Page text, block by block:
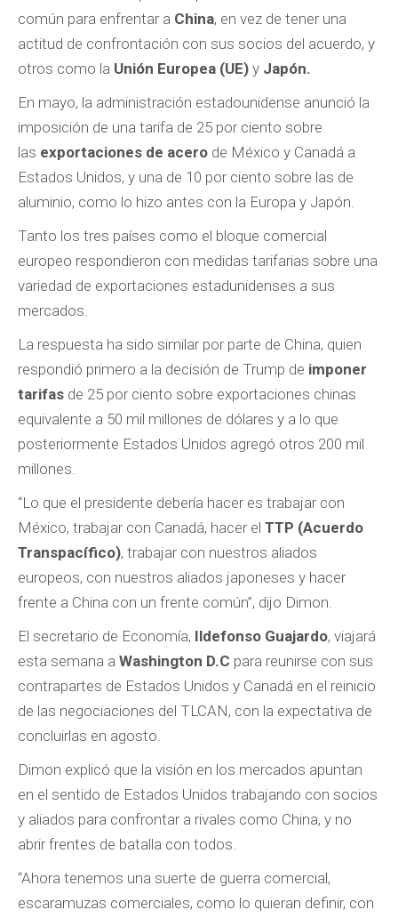
común para enfrentar a China, en vez de tener una
actitud de confrontación con sus socios del acuerdo, y
otros como la Unión Europea (UE) y Japón.
En mayo, la administración estadounidense anunció la
imposición de una tarifa de 25 por ciento sobre
las exportaciones de acero de México y Canadá a
Estados Unidos, y una de 10 por ciento sobre las de
aluminio, como lo hizo antes con la Europa y Japón.
Tanto los tres países como el bloque comercial
europeo respondieron con medidas tarifarias sobre una
variedad de exportaciones estadunidenses a sus
mercados.
La respuesta ha sido similar por parte de China, quien
respondió primero a la decisión de Trump de imponer
tarifas de 25 por ciento sobre exportaciones chinas
equivalente a 50 mil millones de dólares y a lo que
posteriormente Estados Unidos agregó otros 200 mil
millones.
“Lo que el presidente debería hacer es trabajar con
México, trabajar con Canadá, hacer el TTP (Acuerdo
Transpacífico), trabajar con nuestros aliados
europeos, con nuestros aliados japoneses y hacer
frente a China con un frente común”, dijo Dimon.
El secretario de Economía, Ildefonso Guajardo, viajará
esta semana a Washington D.C para reunirse con sus
contrapartes de Estados Unidos y Canadá en el reinicio
de las negociaciones del TLCAN, con la expectativa de
concluirlas en agosto.
Dimon explicó que la visión en los mercados apuntan
en el sentido de Estados Unidos trabajando con socios
y aliados para confrontar a rivales como China, y no
abrir frentes de batalla con todos.
“Ahora tenemos una suerte de guerra comercial,
escaramuzas comerciales, como lo quieran definir, con